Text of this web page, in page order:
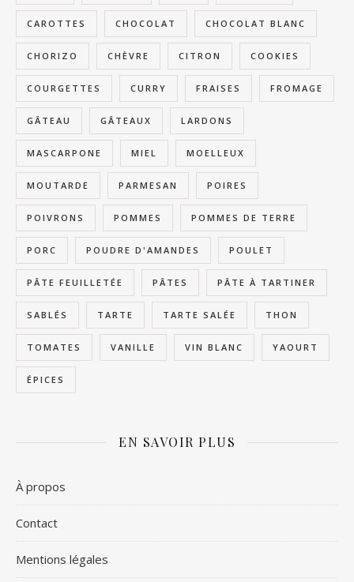
CAROTTES CHOCOLAT CHOCOLAT BLANC
CHORIZO CHÈVRE CITRON COOKIES
COURGETTES CURRY FRAISES FROMAGE
GÂTEAU GÂTEAUX LARDONS
MASCARPONE MIEL MOELLEUX
MOUTARDE PARMESAN POIRES
POIVRONS POMMES POMMES DE TERRE
PORC POUDRE D'AMANDES POULET
PÂTE FEUILLETÉE PÂTES PÂTE À TARTINER
SABLÉS TARTE TARTE SALÉE THON
TOMATES VANILLE VIN BLANC YAOURT
ÉPICES
EN SAVOIR PLUS
À propos
Contact
Mentions légales